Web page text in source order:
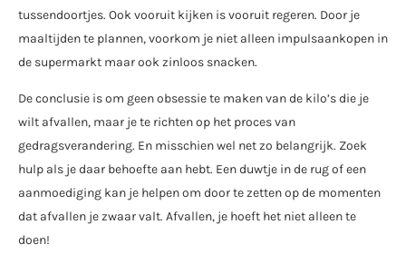
tussendoortjes. Ook vooruit kijken is vooruit regeren. Door je
maaltijden te plannen, voorkom je niet alleen impulsaankopen in
de supermarkt maar ook zinloos snacken.
De conclusie is om geen obsessie te maken van de kilo’s die je
wilt afvallen, maar je te richten op het proces van
gedragsverandering. En misschien wel net zo belangrijk. Zoek
hulp als je daar behoefte aan hebt. Een duwtje in de rug of een
aanmoediging kan je helpen om door te zetten op de momenten
dat afvallen je zwaar valt. Afvallen, je hoeft het niet alleen te
doen!